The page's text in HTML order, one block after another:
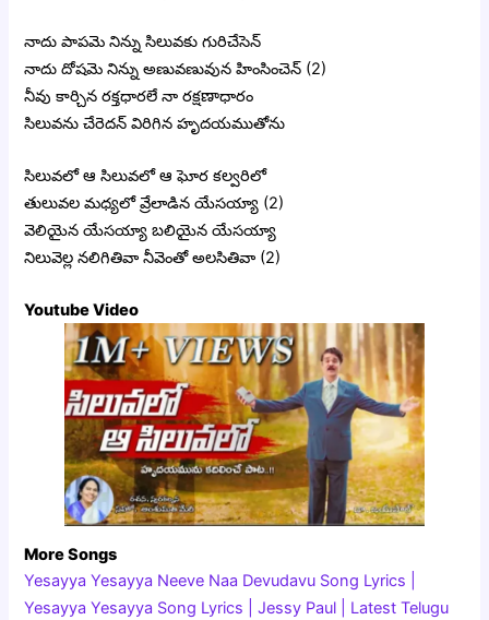
నాదు పాపమె నిన్ను సిలువకు గురిచేసెన్
నాదు దోషమె నిన్ను అణువణువున హింసించెన్ (2)
నీవు కార్చిన రక్తధారలే నా రక్షణాధారం
సిలువను చేరెదన్ విరిగిన హృదయముతోను
సిలువలో ఆ సిలువలో ఆ ఘోర కల్వరిలో
తులువల మధ్యలో వ్రేలాడిన యేసయ్యా (2)
వెలియైన యేసయ్యా బలియైన యేసయ్యా
నిలువెల్ల నలిగితివా నీవెంతో అలసితివా (2)
Youtube Video
More Songs
Yesayya Yesayya Neeve Naa Devudavu Song Lyrics |
Yesayya Yesayya Song Lyrics | Jessy Paul | Latest Telugu